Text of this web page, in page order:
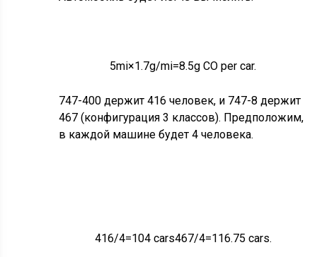
5mi×1.7g/mi=8.5g CO per car.
747-400 держит 416 человек, и 747-8 держит
467 (конфигурация 3 классов). Предположим,
в каждой машине будет 4 человека.
416/
467/
= 104
= 116,75
416/4=104cars467/4=116.75 cars.